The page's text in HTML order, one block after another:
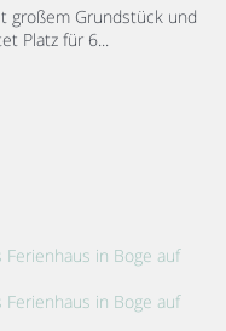
großem Grundstück und
Platz für 6...